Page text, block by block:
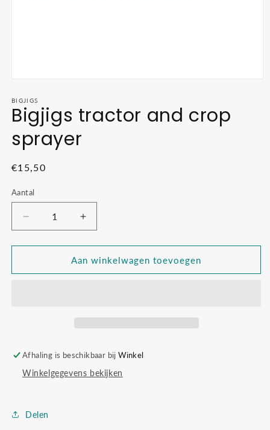
openen
in
modaal
BIGJIGS
Bigjigs tractor and crop
sprayer
Normale
€15,50
Aantal
Aantal
verlagen
voor
tractor
Aantal
verhogen
voor
Bigjigs
tractor
Aan winkelwagen toevoegen
Afhaling is beschikbaar bijWinkel
Winkelgegevens bekijken
Delen